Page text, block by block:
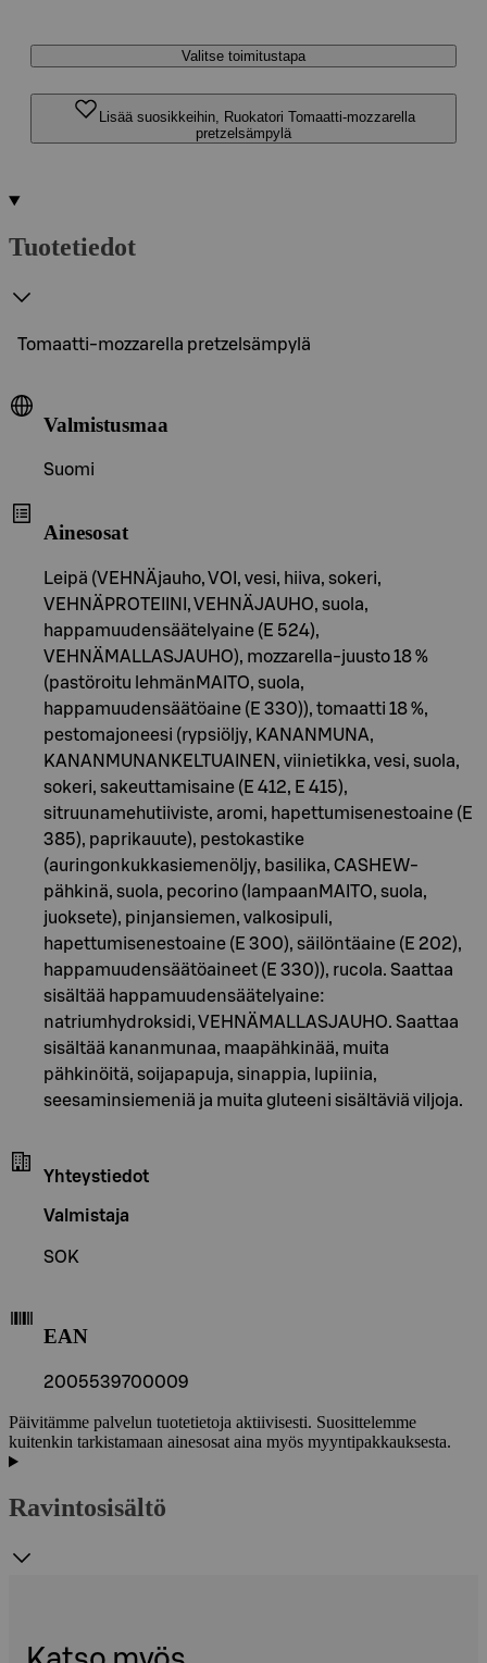
Valitse toimitustapa
Lisää suosikkeihin, Ruokatori Tomaatti-mozzarella
pretzelsämpylä
Tuotetiedot
Tomaatti-mozzarella pretzelsämpylä
Valmistusmaa
Suomi
Ainesosat
Leipä (VEHNÄjauho, VOI, vesi, hiiva, sokeri,
VEHNÄPROTEIINI, VEHNÄJAUHO, suola,
happamuudensäätelyaine (E 524),
VEHNÄMALLASJAUHO), mozzarella-juusto 18 %
(pastöroitu lehmänMAITO, suola,
happamuudensäätöaine (E 330)), tomaatti 18 %,
pestomajoneesi (rypsiöljy, KANANMUNA,
KANANMUNANKELTUAINEN, viinietikka, vesi, suola,
sokeri, sakeuttamisaine (E 412, E 415),
sitruunamehutiiviste, aromi, hapettumisenestoaine (E
385), paprikauute), pestokastike
(auringonkukkasiemenöljy, basilika, CASHEW-
pähkinä, suola, pecorino (lampaanMAITO, suola,
juoksete), pinjansiemen, valkosipuli,
hapettumisenestoaine (E 300), säilöntäaine (E 202),
happamuudensäätöaineet (E 330)), rucola. Saattaa
sisältää happamuudensäätelyaine:
natriumhydroksidi, VEHNÄMALLASJAUHO. Saattaa
sisältää kananmunaa, maapähkinää, muita
pähkinöitä, soijapapuja, sinappia, lupiinia,
seesaminsiemeniä ja muita gluteeni sisältäviä viljoja.
Yhteystiedot
Valmistaja
SOK
EAN
2005539700009
Päivitämme palvelun tuotetietoja aktiivisesti. Suosittelemme
kuitenkin tarkistamaan ainesosat aina myös myyntipakkauksesta.
Ravintosisältö